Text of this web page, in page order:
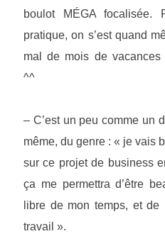
boulot MÉGA focalisée.
pratique, on s’est quand
mal de mois de vacances
^^
– C’est un peu comme un
même, du genre : « je vais
sur ce projet de business
ça me permettra d’être
libre de mon temps, et
travail ».